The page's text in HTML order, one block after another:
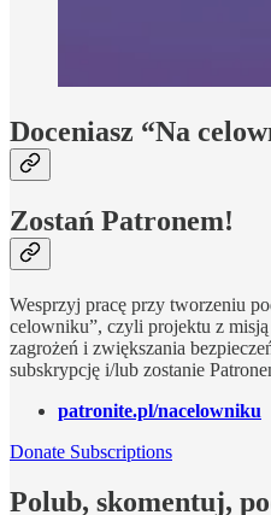
Doceniasz “Na
Zostań Patronem!
Wesprzyj pracę przy tworzeniu
celowniku”, czyli projektu z
zagrożeń i zwiększania
subskrypcję i/lub zostanie
patronite.pl/nacelowniku
Donate Subscriptions
Polub, skomentuj,